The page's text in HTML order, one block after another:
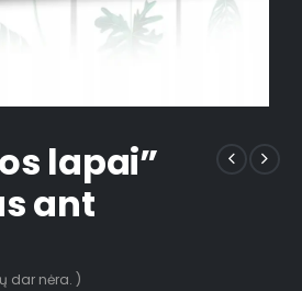
lapai”
ant
dar nėra. )